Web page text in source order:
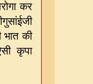
कर
भात की
कृपा